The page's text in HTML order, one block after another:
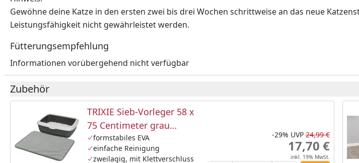
Gewöhne deine Katze in den ersten zwei bis drei Wochen schrittweise an das neue
Leistungsfähigkeit nicht gewährleistet werden.
Fütterungsempfehlung
Informationen vorübergehend nicht verfügbar
Zubehör
TRIXIE Sieb-Vorleger 58 x
75 Centimeter grau
Katzenzubehör
formstabiles EVA
einfache Reinigung
zweilagig, mit Klettverschluss
-29% UVP 24,99 €
17,70 €
inkl. 19% MwSt.